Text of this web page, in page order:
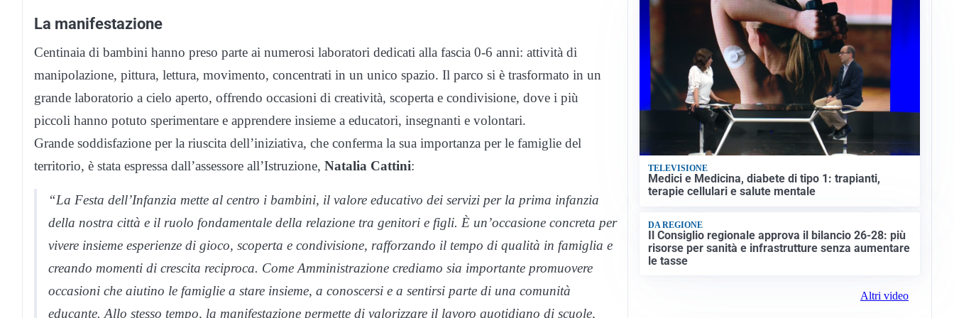
La manifestazione
Centinaia di bambini hanno preso parte ai numerosi laboratori dedicati alla fascia 0-6 anni: attività di
manipolazione, pittura, lettura, movimento, concentrati in un unico spazio. Il parco si è trasformato in un
grande laboratorio a cielo aperto, offrendo occasioni di creatività, scoperta e condivisione, dove i più
piccoli hanno potuto sperimentare e apprendere insieme a educatori, insegnanti e volontari.
Grande soddisfazione per la riuscita dell’iniziativa, che conferma la sua importanza per le famiglie del
territorio, è stata espressa dall’assessore all’Istruzione, Natalia Cattini:
“La Festa dell’Infanzia mette al centro i bambini, il valore educativo dei servizi per la prima infanzia
della nostra città e il ruolo fondamentale della relazione tra genitori e figli. È un’occasione concreta per
vivere insieme esperienze di gioco, scoperta e condivisione, rafforzando il tempo di qualità in famiglia e
creando momenti di crescita reciproca. Come Amministrazione crediamo sia importante promuovere
occasioni che aiutino le famiglie a stare insieme, a conoscersi e a sentirsi parte di una comunità
educante. Allo stesso tempo, la manifestazione permette di valorizzare il lavoro quotidiano di scuole,
TELEVISIONE
Medici e Medicina, diabete di tipo 1: trapianti,
terapie cellulari e salute mentale
DA REGIONE
Il Consiglio regionale approva il bilancio 26-28: più
risorse per sanità e infrastrutture senza aumentare
le tasse
Altri video